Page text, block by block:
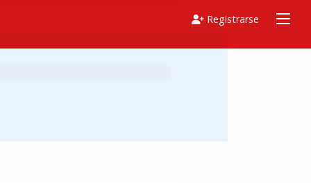
Registrarse